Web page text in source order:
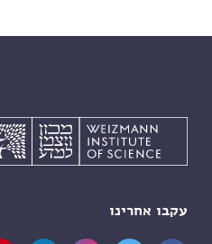
עקבו אחרינו